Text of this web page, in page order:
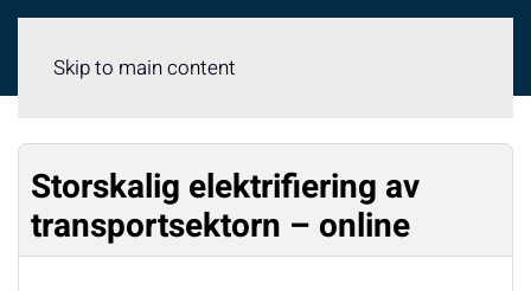
Skip to main content
Storskalig elektrifiering av
transportsektorn – online